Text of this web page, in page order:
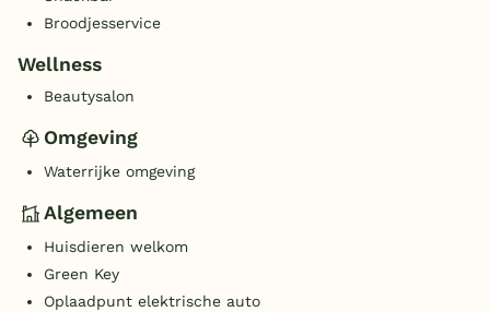
Broodjesservice
Wellness
Beautysalon
Omgeving
Waterrijke omgeving
Algemeen
Huisdieren welkom
Green Key
Oplaadpunt elektrische auto